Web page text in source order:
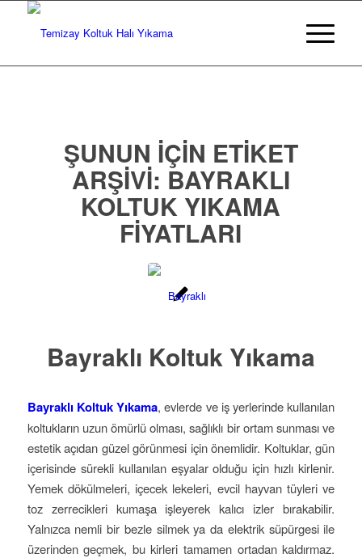
ŞUNUN IÇIN ETIKET
ARŞIVI: BAYRAKLI
KOLTUK YIKAMA
FIYATLARI
Bayraklı Koltuk Yıkama
Bayraklı Koltuk Yıkama, evlerde ve iş yerlerinde kullanılan
koltukların uzun ömürlü olması, sağlıklı bir ortam sunması ve
estetik açıdan güzel görünmesi için önemlidir. Koltuklar, gün
içerisinde sürekli kullanılan eşyalar olduğu için hızlı kirlenir.
Yemek dökülmeleri, içecek lekeleri, evcil hayvan tüyleri ve
toz zerrecikleri kumaşa işleyerek kalıcı izler bırakabilir.
Yalnızca nemli bir bezle silmek ya da elektrik süpürgesi ile
üzerinden geçmek, bu kirleri tamamen ortadan kaldırmaz.